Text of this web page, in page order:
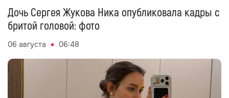
Дочь Сергея Жукова Ника опубликовала кадры с
бритой головой: фото
06 августа 06:48